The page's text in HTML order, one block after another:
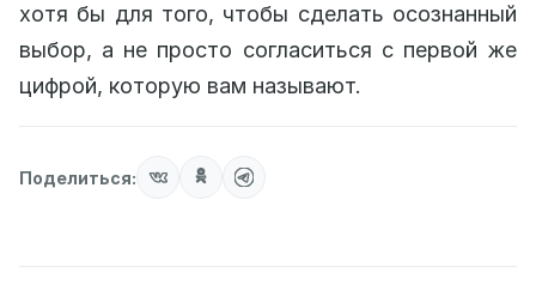
хотя бы для того, чтобы сделать осознанный
выбор, а не просто согласиться с первой же
цифрой, которую вам называют.
Поделиться: